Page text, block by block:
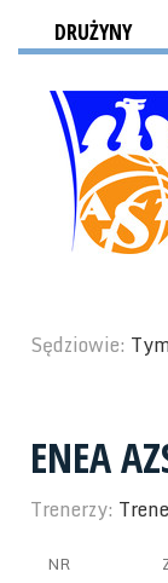
DRUŻYNY
Sędziowie:
ENEA
Trenerzy:
NR